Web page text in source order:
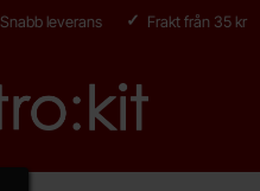
Snabb leverans Frakt från 35 kr
Startsidan för Electro:kit